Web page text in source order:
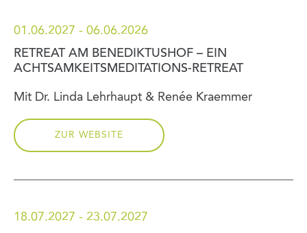
01.06.2027 - 06.06.2026
RETREAT AM BENEDIKTUSHOF – EIN
ACHTSAMKEITSMEDITATIONS-RETREAT
Mit Dr. Linda Lehrhaupt & Renée Kraemmer
ZUR WEBSITE
18.07.2027 - 23.07.2027